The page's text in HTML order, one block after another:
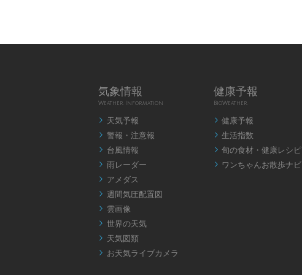
気象情報
Weather Information
 天気予報
 警報・注意報
 台風情報
 雨レーダー
 アメダス
 週間気圧配置図
 雲画像
 世界の天気
 天気図類
 お天気ライブカメラ
健康予報
BioWeather
 健康予報
 生活指数
 旬の食材・健康レシピ
 ワンちゃんお散歩ナビ